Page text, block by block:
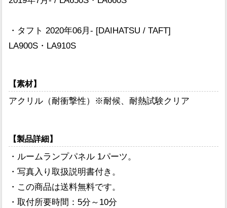
・タフト 2020年06月- [DAIHATSU / TAFT]
LA900S・LA910S
【素材】
アクリル（耐衝撃性）※耐候、耐熱試験クリア
【製品詳細】
・ルームランプパネル 1パーツ。
・写真入り取扱説明書付き。
・この商品は送料無料です。
・取付所要時間：5分～10分